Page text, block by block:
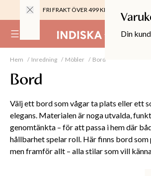
FRI FRAKT ÖVER 499 KR |
PANTS
Din
Hem Inredning Möbler Bord
Bord
Välj ett bord som vågar ta plats eller ett
elegans. Materialen är noga utvalda,
genomtänkta – för att passa i hem där
hållbarhet spelar roll. Här finns bord som
men framför allt – alla stilar som vill